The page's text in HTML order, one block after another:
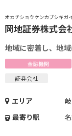
オカチショウケンカブシキガ
岡地証券株式会
地域に密着し、地
金融機関
証券会社
エリア
最寄り駅